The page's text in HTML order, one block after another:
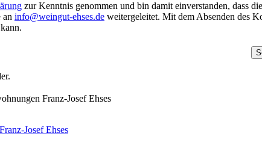
zur Kenntnis genommen und bin damit einverstanden, dass
an info@weingut-ehses.de weitergeleitet. Mit dem Absenden des
Franz-Josef Ehses
Josef Ehses